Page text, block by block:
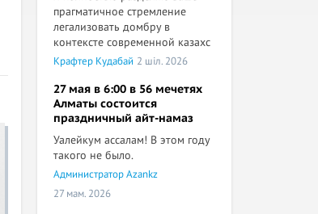
прагматичное стремление
легализовать домбру в
контексте современной казахс
Крафтер Кудабай 2 шіл. 2026
27 мая в 6:00 в 56 мечетях
Алматы состоится
праздничный айт-намаз
Уалейкум ассалам! В этом году
такого не было.
Администратор Azankz
27 мам. 2026